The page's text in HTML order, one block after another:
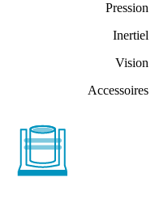
Pression
Inertiel
Vision
Accessoires